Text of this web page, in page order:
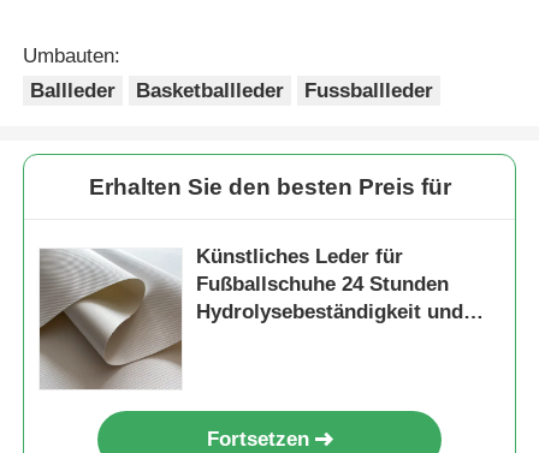
Umbauten:
Ballleder
Basketballleder Fussballleder
Erhalten Sie den besten Preis für
Künstliches Leder für
Fußballschuhe 24 Stunden
Hydrolysebeständigkeit und
Fortsetzen